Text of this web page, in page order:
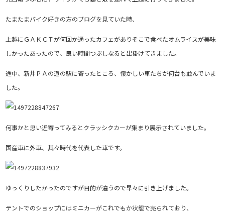
たまたまバイク好きの方のブログを見ていた時、
上越にＧＡＫＣＴが何回か通ったカフェがありそこで食べたオムライスが美味
しかったあったので、良い時間つぶしなると出掛けてきました。
途中、新井ＰＡの道の駅に寄ったところ、懐かしい車たちが何台も並んでいま
した。
何事かと思い近寄ってみるとクラッシクカーが集まり展示されていました。
国産車に外車、其々時代を代表した車です。
ゆっくりしたかったのですが目的が違うので早々に引き上げました。
テントでのショップにはミニカーがこれでもか状態で売られており、